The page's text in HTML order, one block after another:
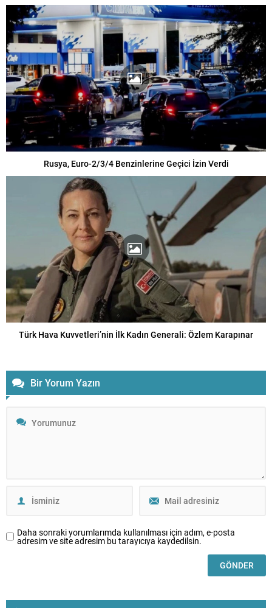
Rusya, Euro-2/3/4 Benzinlerine Geçici İzin Verdi
Türk Hava Kuvvetleri’nin İlk Kadın Generali: Özlem Karapınar
Bir Yorum Yazın
Daha sonraki yorumlarımda kullanılması için adım, e-posta
adresim ve site adresim bu tarayıcıya kaydedilsin.